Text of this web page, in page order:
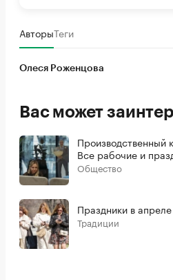
АвторыТеги
Олеся Роженцова
Вас может
Производственный
Все рабочие и
Общество
Праздники в
Традиции